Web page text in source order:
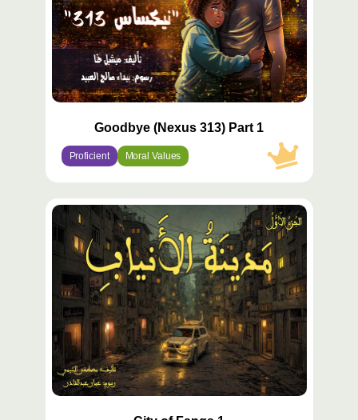
Goodbye (Nexus 313) Part 1
Proficient Moral Values
محتوى
مميّز